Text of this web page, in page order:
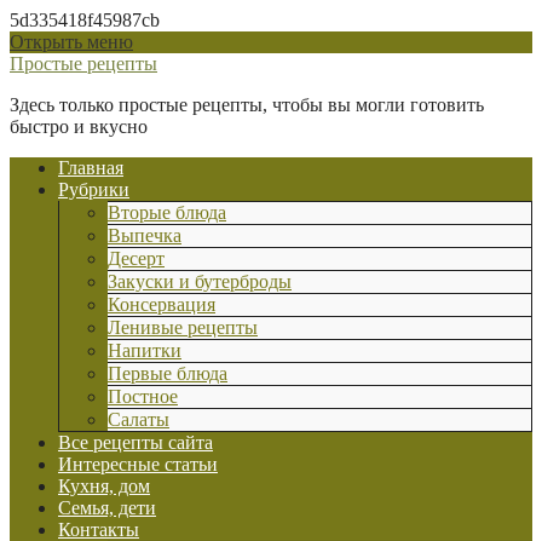
5d335418f45987cb
Открыть меню
Простые рецепты
Здесь только простые рецепты, чтобы вы могли готовить
быстро и вкусно
Главная
Рубрики
Вторые блюда
Выпечка
Десерт
Закуски и бутерброды
Консервация
Ленивые рецепты
Напитки
Первые блюда
Постное
Салаты
Все рецепты сайта
Интересные статьи
Кухня, дом
Семья, дети
Контакты